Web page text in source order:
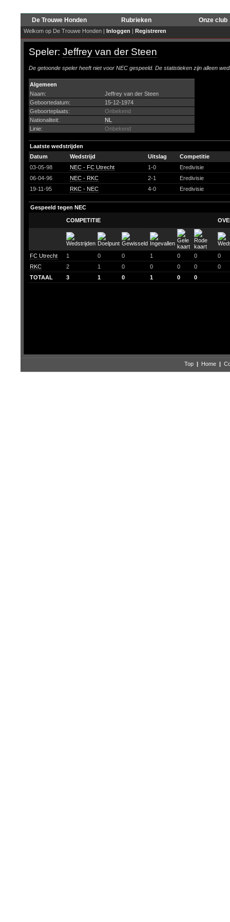
De Trouwe Honden Rubrieken Onze club
Welkom op De Trouwe Honden | Inloggen | Registreren
Speler: Jeffrey van der Steen
De getoonde speler heeft niet voor NEC gespeeld. De statistieken zijn alleen
Algemeen
Naam:
Jeffrey van der Steen
Geboortedatum:
15-12-1974
Geboorteplaats:
Onbekend
Nationaliteit:
NL
Linie:
Onbekend
Laatste wedstrijden
Datum
Wedstrijd Uitslag
Competitie
03-05-98
NEC - FC Utrecht 1-0
Eredivisie
06-04-96
NEC - RKC 2-1
Eredivisie
19-11-95
RKC - NEC 4-0 Eredivisie
Gespeeld tegen NEC
COMPETITIE
FC Utrecht 1 0 0 1 0 0
0
RKC
2 1 0 0 0 0
0
TOTAAL
3 1 0 1 0 0
Top | Home |